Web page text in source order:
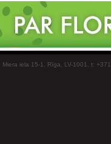
Miera iela 15-1, Rīga, LV-1001, t: